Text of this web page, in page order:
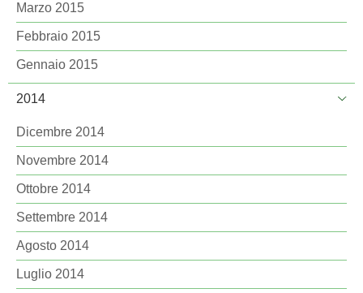
Marzo 2015
Febbraio 2015
Gennaio 2015
2014
Dicembre 2014
Novembre 2014
Ottobre 2014
Settembre 2014
Agosto 2014
Luglio 2014